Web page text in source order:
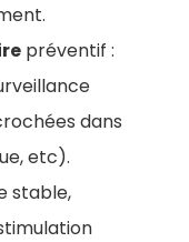
préventif :
dans
etc).
stable,